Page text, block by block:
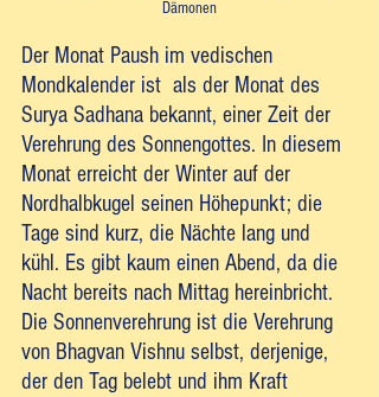
Dämonen
Der Monat Paush im vedischen
Mondkalender ist  als der Monat des
Surya Sadhana bekannt, einer Zeit der
Verehrung des Sonnengottes. In diesem
Monat erreicht der Winter auf der
Nordhalbkugel seinen Höhepunkt; die
Tage sind kurz, die Nächte lang und
kühl. Es gibt kaum einen Abend, da die
Nacht bereits nach Mittag hereinbricht.
Die Sonnenverehrung ist die Verehrung
von Bhagvan Vishnu selbst, derjenige,
der den Tag belebt und ihm Kraft